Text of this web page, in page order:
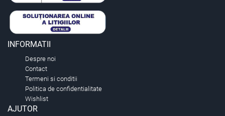
INFORMATII
Despre noi
Contact
Termeni si conditii
Politica de confidentialitate
Wishlist
AJUTOR